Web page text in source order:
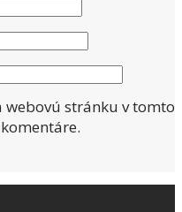
stránku v tomto